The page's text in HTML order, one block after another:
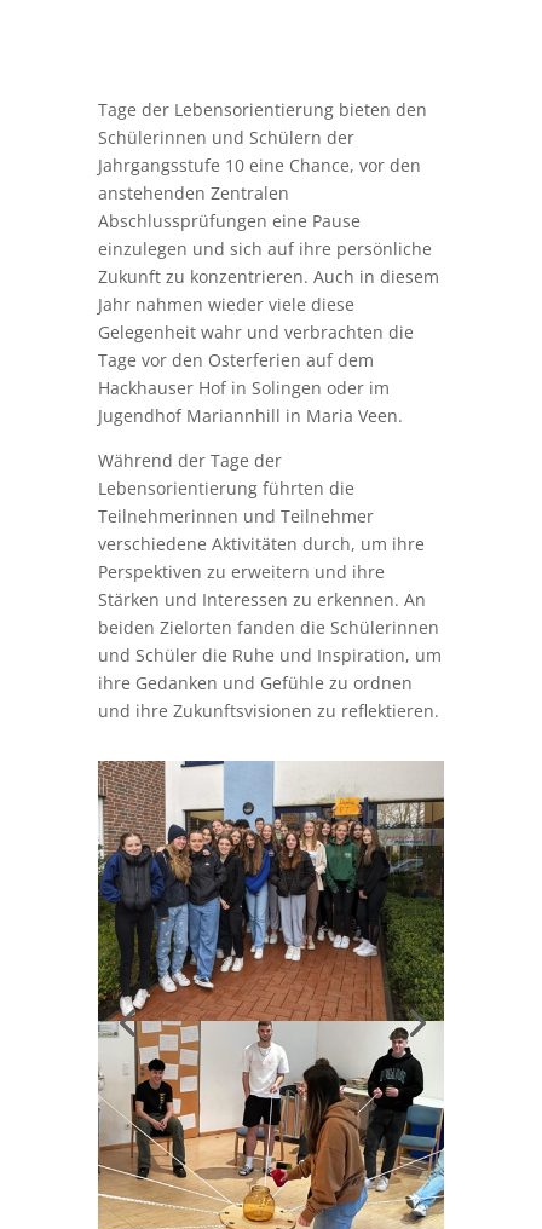
Tage der Lebensorientierung bieten den
Schülerinnen und Schülern der
Jahrgangsstufe 10 eine Chance, vor den
anstehenden Zentralen
Abschlussprüfungen eine Pause
einzulegen und sich auf ihre persönliche
Zukunft zu konzentrieren. Auch in diesem
Jahr nahmen wieder viele diese
Gelegenheit wahr und verbrachten die
Tage vor den Osterferien auf dem
Hackhauser Hof in Solingen oder im
Jugendhof Mariannhill in Maria Veen.
Während der Tage der
Lebensorientierung führten die
Teilnehmerinnen und Teilnehmer
verschiedene Aktivitäten durch, um ihre
Perspektiven zu erweitern und ihre
Stärken und Interessen zu erkennen. An
beiden Zielorten fanden die Schülerinnen
und Schüler die Ruhe und Inspiration, um
ihre Gedanken und Gefühle zu ordnen
und ihre Zukunftsvisionen zu reflektieren.
Information der Mensa: Preiserhöhung zum
01.04.2023
20. März 2023|Mensa